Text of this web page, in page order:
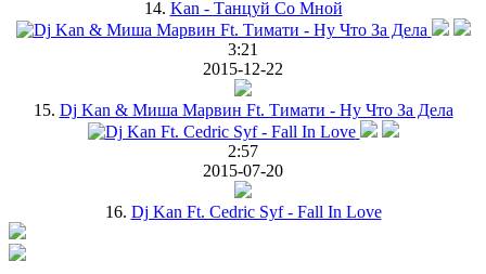
14. Kan - Танцуй Со Мной
3:21
2015-12-22
15. Dj Kan & Миша Марвин Ft. Тимати - Ну Что За Дела
2:57
2015-07-20
16. Dj Kan Ft. Cedric Syf - Fall In Love